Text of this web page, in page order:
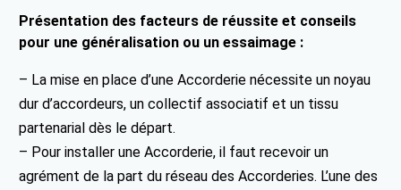
Présentation des facteurs de réussite et conseils
pour une généralisation ou un essaimage :
– La mise en place d’une Accorderie nécessite un noyau
dur d’accordeurs, un collectif associatif et un tissu
partenarial dès le départ.
– Pour installer une Accorderie, il faut recevoir un
agrément de la part du réseau des Accorderies. L’une des